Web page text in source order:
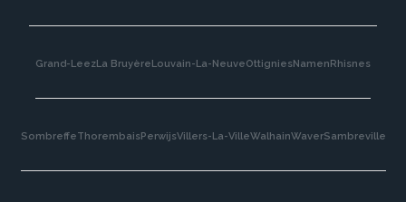
Grand-LeezLa Bruyère Louvain-La-NeuveOttigniesNamen Rhisnes
SombreffeThorembaisPerwijsVillers-La-VilleWalhainWaverSambreville